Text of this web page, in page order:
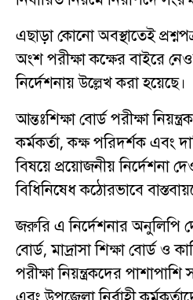
এছাড়া কোনো অবস্থাতেই
অংশ পরীক্ষা কক্ষের বাইরে
নির্দেশনায় উল্লেখ করা হয়েছে।
আন্তঃশিক্ষা বোর্ড পরীক্ষা
কর্মকর্তা, কক্ষ পরিদর্শক এবং
বিষয়ে প্রয়োজনীয় নির্দেশনা
বিধিনিষেধ কঠোরভাবে
জরুরি এ নির্দেশনার অনুলিপি
বোর্ড, মাদ্রাসা শিক্ষা বোর্ড ও
পরীক্ষা নিয়ন্ত্রকদের